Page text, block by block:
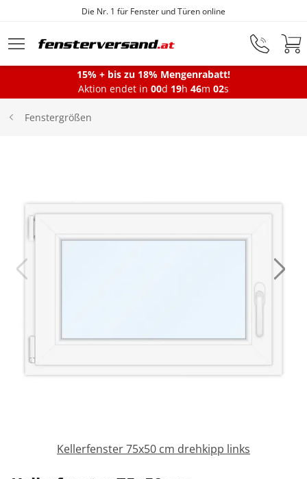
Zum Hauptinhalt springen
Die Nr. 1 für Fenster und Türen online
Fenster
Haustüren
Zäune & Tore
15% + bis zu 18% Mengenrabatt!
Aktion endet in 00d 19h 46m 02s
Fenstergrößen
Kellerfenster 75x50 cm drehkipp links